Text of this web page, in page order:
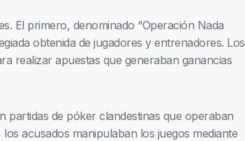
El primero, denominado “Operación Nada
obtenida de jugadores y entrenadores. Los
realizar apuestas que generaban ganancias
partidas de póker clandestinas que operaban
acusados manipulaban los juegos mediante